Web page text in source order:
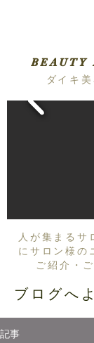
ダイキ
人が集まるサ
にサロン様の
ご紹介・
ブログへ
記事